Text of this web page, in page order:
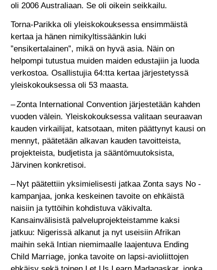
oli 2006 Australiaan. Se oli oikein seikkailu.
Torna-Parikka oli yleiskokouksessa ensimmäistä
kertaa ja hänen nimikyltissäänkin luki
”ensikertalainen”, mikä on hyvä asia. Näin on
helpompi tutustua muiden maiden edustajiin ja luoda
verkostoa. Osallistujia 64:tta kertaa järjestetyssä
yleiskokouksessa oli 53 maasta.
– Zonta International Convention järjestetään kahden
vuoden välein. Yleiskokouksessa valitaan seuraavan
kauden virkailijat, katsotaan, miten päättynyt kausi on
mennyt, päätetään alkavan kauden tavoitteista,
projekteista, budjetista ja sääntömuutoksista,
Järvinen konkretisoi.
– Nyt päätettiin yksimielisesti jatkaa Zonta says No -
kampanjaa, jonka keskeinen tavoite on ehkäistä
naisiin ja tyttöihin kohdistuva väkivalta.
Kansainvälisistä palveluprojekteistamme kaksi
jatkuu: Nigerissä alkanut ja nyt useisiin Afrikan
maihin sekä Intian niemimaalle laajentuva Ending
Child Marriage, jonka tavoite on lapsi-avioliittojen